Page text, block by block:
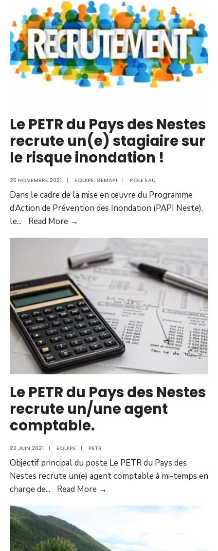
Le PETR du Pays des Nestes
recrute un(e) stagiaire sur
le risque inondation !
25 NOVEMBRE 2021 | EQUIPE,GEMAPI | PÔLE EAU
Dans le cadre de la mise en œuvre du Programme
d’Action de Prévention des Inondation (PAPI Neste),
le... Read More →
Le PETR du Pays des Nestes
recrute un/une agent
comptable.
22 JUIN 2021 | EQUIPE | PETR
Objectif principal du poste Le PETR du Pays des
Nestes recrute un(e) agent comptable à mi-temps en
charge de... Read More →